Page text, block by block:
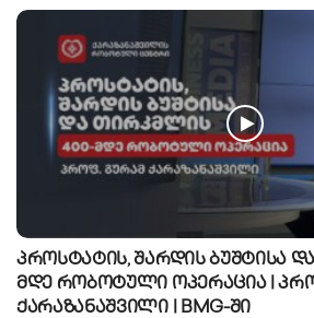
პროსტატის, შარდის ბუშტისა
მდე რობოტული ოპერაცია |
ქარაზანაშვილი | BMG-ში